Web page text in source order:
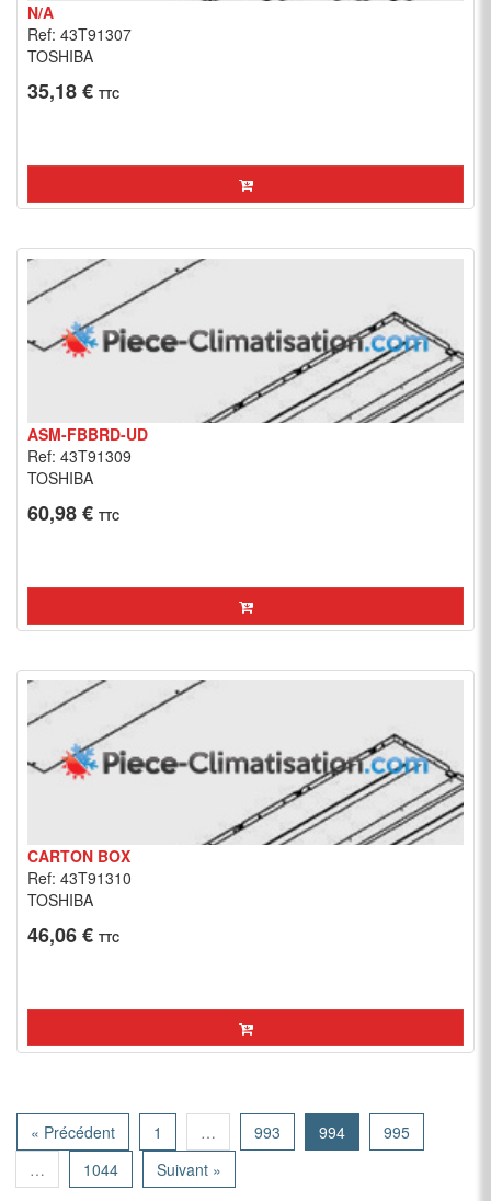
N/A
Ref: 43T91307
TOSHIBA
35,18 € TTC
ASM-FBBRD-UD
Ref: 43T91309
TOSHIBA
60,98 € TTC
CARTON BOX
Ref: 43T91310
TOSHIBA
46,06 € TTC
« Précédent 1 … 993 994
995
…
1044 Suivant »